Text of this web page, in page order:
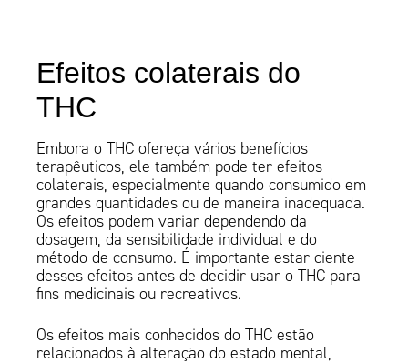
Efeitos colaterais do
THC
Embora o THC ofereça vários benefícios
terapêuticos, ele também pode ter efeitos
colaterais, especialmente quando consumido em
grandes quantidades ou de maneira inadequada.
Os efeitos podem variar dependendo da
dosagem, da sensibilidade individual e do
método de consumo. É importante estar ciente
desses efeitos antes de decidir usar o THC para
fins medicinais ou recreativos.
Os efeitos mais conhecidos do THC estão
relacionados à alteração do estado mental,